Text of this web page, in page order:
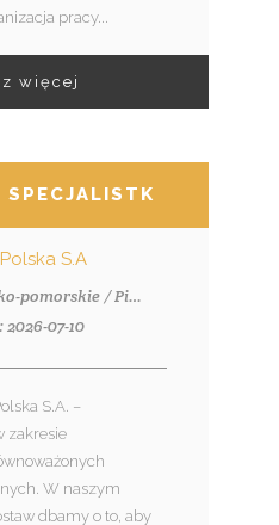
pracy...
więcej
DS.
S.A
Lokalizacja: kujawsko-pomorskie / Piechcin
07-10
S.A. –
zakresie
W naszym
dbamy o to, aby